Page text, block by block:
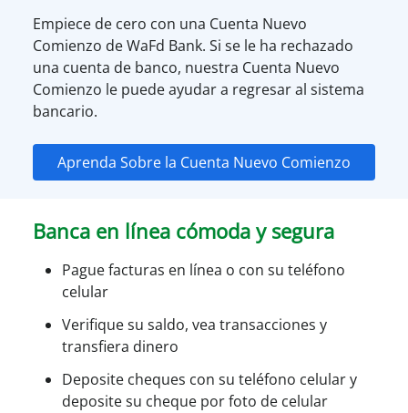
Empiece de cero con una Cuenta Nuevo
Comienzo de WaFd Bank. Si se le ha rechazado
una cuenta de banco, nuestra Cuenta Nuevo
Comienzo le puede ayudar a regresar al sistema
bancario.
Aprenda Sobre la Cuenta Nuevo Comienzo
Banca en línea cómoda y segura
Pague facturas en línea o con su teléfono
celular
Verifique su saldo, vea transacciones y
transfiera dinero
Deposite cheques con su teléfono celular y
deposite su cheque por foto de celular